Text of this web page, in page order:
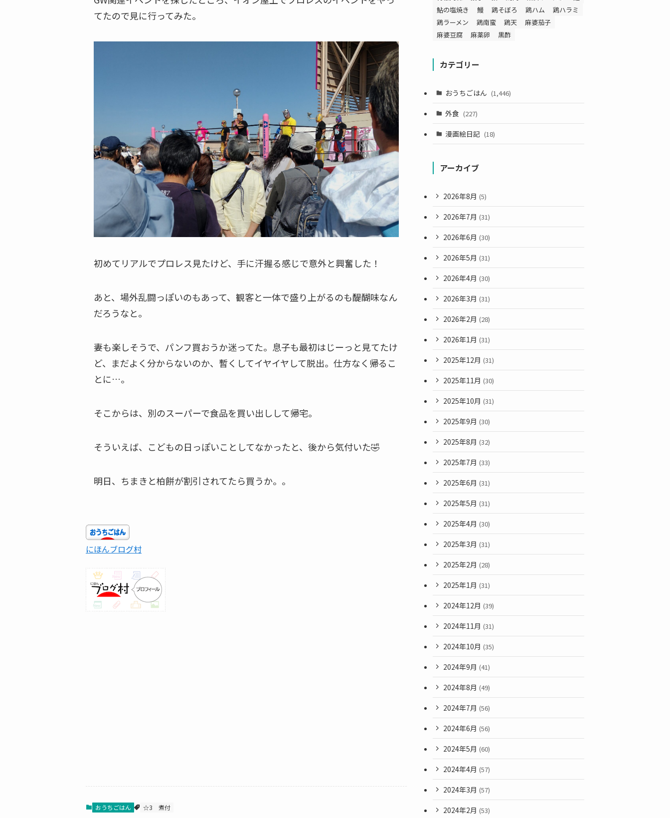
てたので見に行ってみた。
初めてリアルでプロレス見たけど、手に汗握る感じで意外と興奮した！
あと、場外乱闘っぽいのもあって、観客と一体で盛り上がるのも醍醐味なん
だろうなと。
妻も楽しそうで、パンフ買おうか迷ってた。息子も最初はじーっと見てたけ
ど、まだよく分からないのか、暫くしてイヤイヤして脱出。仕方なく帰るこ
とに…。
そこからは、別のスーパーで食品を買い出しして帰宅。
そういえば、こどもの日っぽいことしてなかったと、後から気付いた🤣
明日、ちまきと柏餅が割引されてたら買うか。。
にほんブログ村
おうちごはん ☆3 煮付
鮎の塩焼き
鰻 鶏そぼろ 鶏ハム
鶏ハラミ
鶏ラーメン
鶏南蛮 鶏天
麻婆茄子
麻婆豆腐
麻薬卵 黒酢
カテゴリー
おうちごはん (1,446)
外食 (227)
漫画絵日記 (18)
アーカイブ
2026年8月 (5)
2026年7月 (31)
2026年6月 (30)
2026年5月 (31)
2026年4月 (30)
2026年3月 (31)
2026年2月 (28)
2026年1月 (31)
2025年12月 (31)
2025年11月 (30)
2025年10月 (31)
2025年9月 (30)
2025年8月 (32)
2025年7月 (33)
2025年6月 (31)
2025年5月 (31)
2025年4月 (30)
2025年3月 (31)
2025年2月 (28)
2025年1月 (31)
2024年12月 (39)
2024年11月 (31)
2024年10月 (35)
2024年9月 (41)
2024年8月 (49)
2024年7月 (56)
2024年6月 (56)
2024年5月 (60)
2024年4月 (57)
2024年3月 (57)
2024年2月 (53)